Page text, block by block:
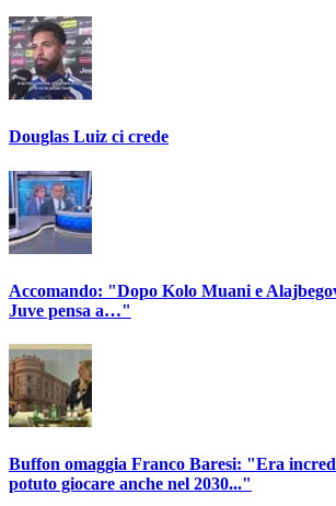
Douglas Luiz ci crede
Accomando: "Dopo Kolo Muani e
Juve pensa a…"
Buffon omaggia Franco Baresi: "Era
potuto giocare anche nel 2030..."